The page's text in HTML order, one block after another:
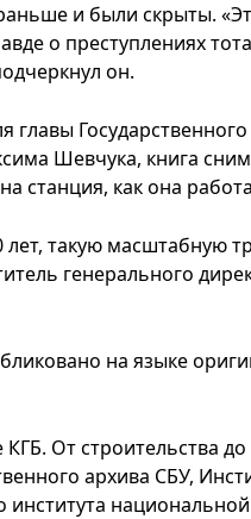
и были скрыты.
о преступлениях
он.
главы
Шевчука, книга
станция, как она
такую ​​масштабную
генерального
на языке
От строительства
архива СБУ,
института